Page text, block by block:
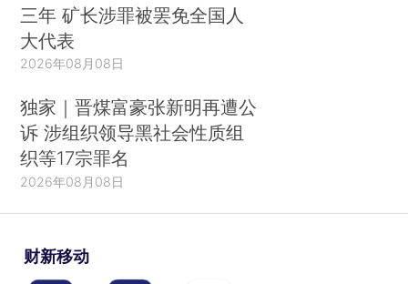
三年 矿长涉罪被罢免全国人
大代表
2026年08月08日
独家｜晋煤富豪张新明再遭公
诉 涉组织领导黑社会性质组
织等17宗罪名
2026年08月08日
财新移动